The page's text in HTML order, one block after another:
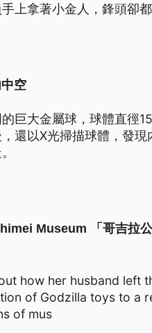
上拿著小金人，鋒頭卻
空
巨大金屬球，球體直徑
還以X光掃描球體，發現
Museum 「哥吉拉
how her husband left
of Godzilla toys to a
of mus